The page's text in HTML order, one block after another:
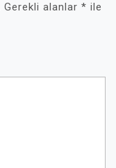
Gerekli alanlar * ile